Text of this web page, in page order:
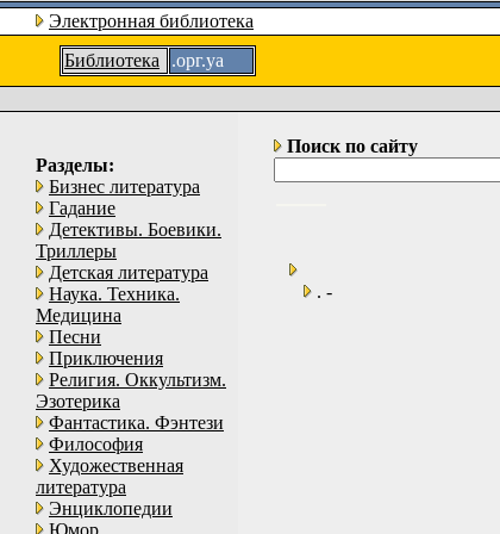
Электронная библиотека
Библиотека
.орг.уа
Разделы:
Бизнес литература
Гадание
Детективы. Боевики.
Триллеры
Детская литература
Наука. Техника.
Медицина
Песни
Приключения
Религия. Оккультизм.
Эзотерика
Фантастика. Фэнтези
Философия
Художественная
литература
Энциклопедии
Юмор
Поиск по сайту
. -